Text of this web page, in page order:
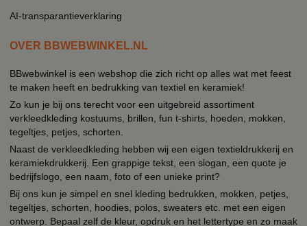
AI-transparantieverklaring
OVER BBWEBWINKEL.NL
BBwebwinkel is een webshop die zich richt op alles wat met feest
te maken heeft en bedrukking van textiel en keramiek!
Zo kun je bij ons terecht voor een uitgebreid assortiment
verkleedkleding kostuums, brillen, fun t-shirts, hoeden, mokken,
tegeltjes, petjes, schorten.
Naast de verkleedkleding hebben wij een eigen textieldrukkerij en
keramiekdrukkerij. Een grappige tekst, een slogan, een quote je
bedrijfslogo, een naam, foto of een unieke print?
Bij ons kun je simpel en snel kleding bedrukken, mokken, petjes,
tegeltjes, schorten, hoodies, polos, sweaters etc. met een eigen
ontwerp. Bepaal zelf de kleur, opdruk en het lettertype en zo maak